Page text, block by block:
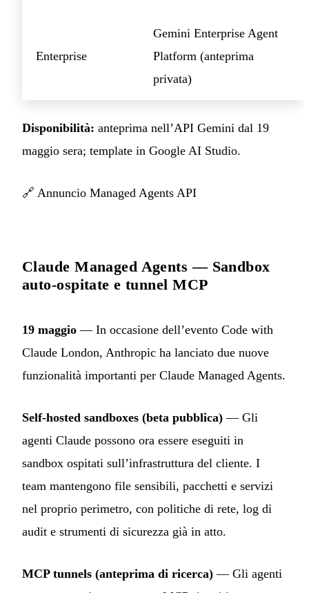
Enterprise
Gemini Enterprise Agent
Platform (anteprima
privata)
Disponibilità: anteprima nell’API Gemini dal 19
maggio sera; template in Google AI Studio.
🔗 Annuncio Managed Agents API
Claude Managed Agents — Sandbox
auto-ospitate e tunnel MCP
19 maggio — In occasione dell’evento Code with
Claude London, Anthropic ha lanciato due nuove
funzionalità importanti per Claude Managed Agents.
Self-hosted sandboxes (beta pubblica) — Gli
agenti Claude possono ora essere eseguiti in
sandbox ospitati sull’infrastruttura del cliente. I
team mantengono file sensibili, pacchetti e servizi
nel proprio perimetro, con politiche di rete, log di
audit e strumenti di sicurezza già in atto.
MCP tunnels (anteprima di ricerca) — Gli agenti